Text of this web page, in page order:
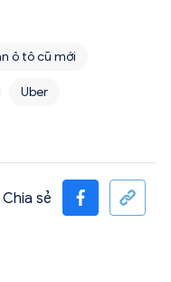
ô tô cũ mới
Uber
Chia sẻ